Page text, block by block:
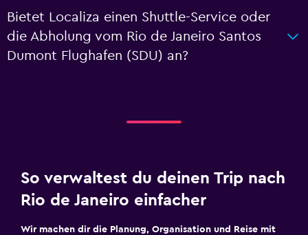
Bietet Localiza einen Shuttle-Service oder
die Abholung vom Rio de Janeiro Santos
Dumont Flughafen (SDU) an?
So verwaltest du deinen Trip nach
Rio de Janeiro einfacher
Wir machen dir die Planung, Organisation und Reise mit